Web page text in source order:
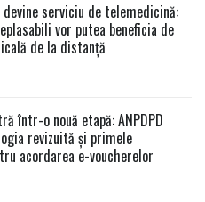
serviciu de telemedicină:
vor putea beneficia de
de la distanță
într-o nouă etapă: ANPDPD
revizuită și primele
acordarea e-voucherelor